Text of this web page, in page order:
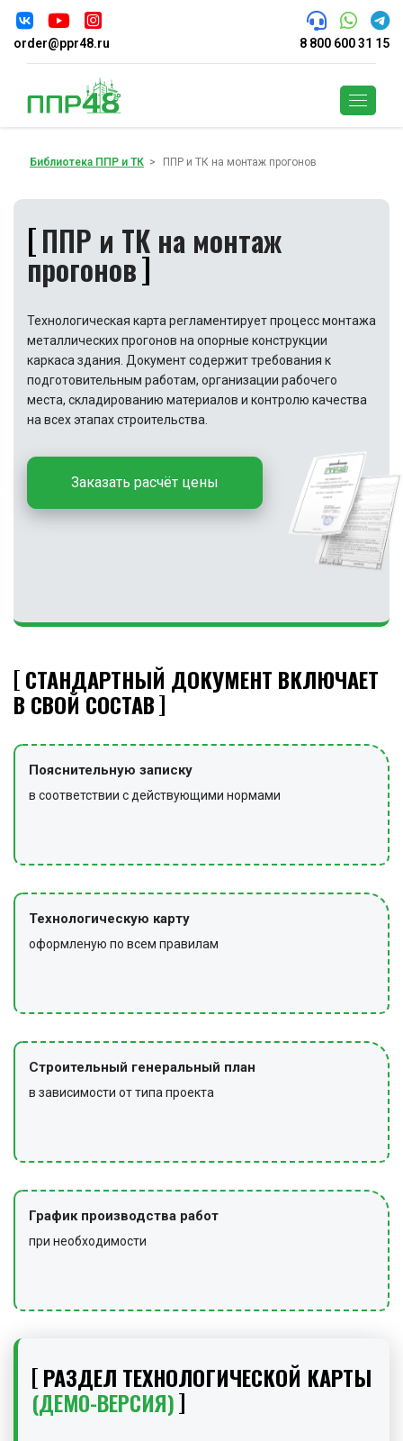
order@ppr48.ru 8 800 600 31 15
Библиотека ППР и ТК ППР и ТК на монтаж прогонов
ППР и ТК на монтаж
прогонов
Технологическая карта регламентирует процесс монтажа
металлических прогонов на опорные конструкции
каркаса здания. Документ содержит требования к
подготовительным работам, организации рабочего
места, складированию материалов и контролю качества
на всех этапах строительства.
Заказать расчёт цены
СТАНДАРТНЫЙ ДОКУМЕНТ ВКЛЮЧАЕТ
В СВОЙ СОСТАВ
Пояснительную записку
в соответствии с действующими нормами
Технологическую карту
оформленую по всем правилам
Строительный генеральный план
в зависимости от типа проекта
График производства работ
при необходимости
РАЗДЕЛ ТЕХНОЛОГИЧЕСКОЙ КАРТЫ
(ДЕМО-ВЕРСИЯ)